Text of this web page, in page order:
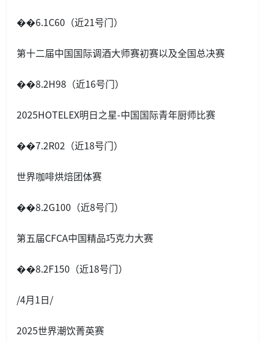
��6.1C60（近21号门）
第十二届中国国际调酒大师赛初赛以及全国总决赛
��8.2H98（近16号门）
2025HOTELEX明日之星-中国国际青年厨师比赛
��7.2R02（近18号门）
世界咖啡烘焙团体赛
��8.2G100（近8号门）
第五届CFCA中国精品巧克力大赛
��8.2F150（近18号门）
/4月1日/
2025世界潮饮菁英赛